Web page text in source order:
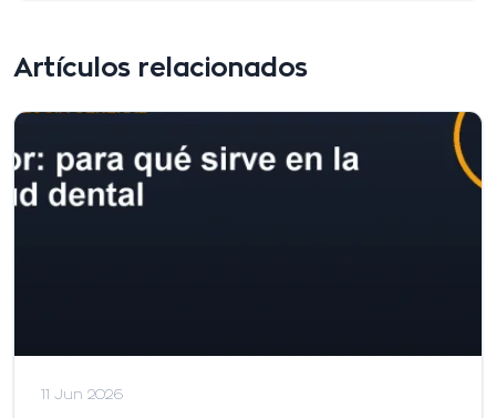
Artículos relacionados
11 Jun 2026